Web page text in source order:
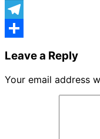
X
Telegram
Leave a Reply
Your email address